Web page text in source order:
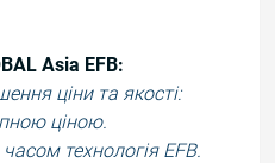
Asia EFB:
ціни та якості:
ціною.
технологія EFB.